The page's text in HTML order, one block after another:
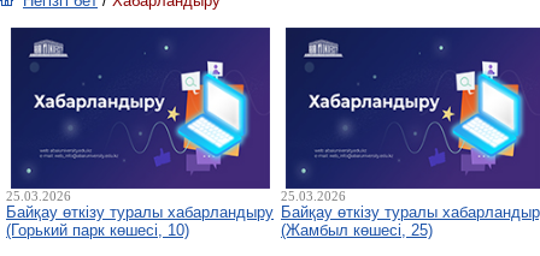
25.03.2026
Байқау өткізу туралы хабарландыру
(Горький парк көшесі, 10)
25.03.2026
Байқау өткізу туралы
(Жамбыл көшесі, 25)